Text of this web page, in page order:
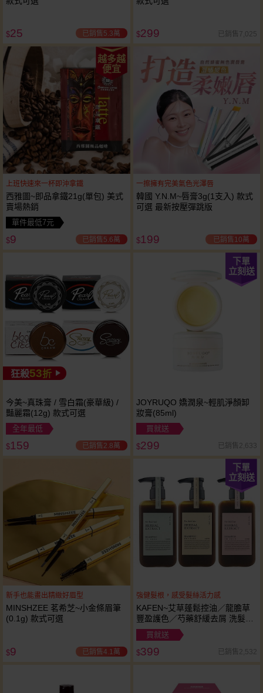
$25 已銷售5.3萬 $299 已銷售7,025
越多越
便宜
上班快速來一杯即沖拿鐵
西雅圖~即品拿鐵21g(單包) 美式
賣場熱銷
單件最低7元
$9 已銷售5.6萬
一擦擁有完美氣色光澤唇
韓國 Y.N.M~唇膏3g(1支入) 款式
可選 最新按壓彈跳版
$199 已銷售10萬
狂殺53折
今美~真珠膏 / 雪白霜(豪華級) /
豔麗霜(12g) 款式可選
全年最低
$159 已銷售2.8萬
下單
立刻送
JOYRUQO 嬌潤泉~輕肌淨顏卸
妝膏(85ml)
買就送
$299 已銷售2,633
新手也能畫出精緻好眉型
MINSHZEE 茗希芝~小金條眉筆
(0.1g) 款式可選
$9 已銷售4.1萬
下單
立刻送
強健髮根，感受髮絲活力感
KAFEN~艾草蓬鬆控油／龍膽草
豐盈護色／芍藥舒緩去屑 洗髮精
(300ml) 款式可選
買就送
$399 已銷售2,532